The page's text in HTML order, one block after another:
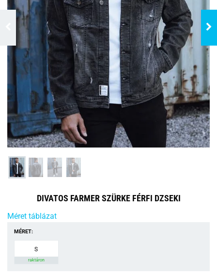
DIVATOS FARMER SZÜRKE FÉRFI DZSEKI
Méret táblázat
MÉRET:
S
raktáron